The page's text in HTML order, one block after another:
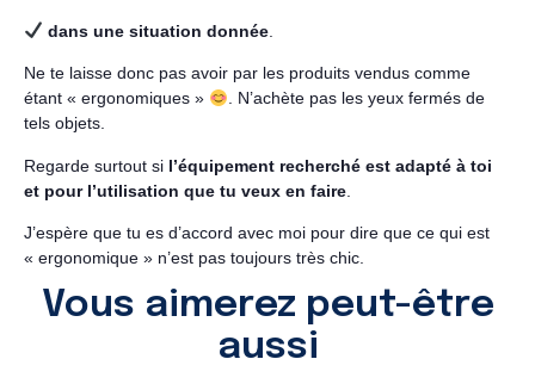
dans une situation donnée.
Ne te laisse donc pas avoir par les produits vendus comme
étant « ergonomiques »
. N’achète pas les yeux fermés de
tels objets.
Regarde surtout si l’équipement recherché est adapté à toi
et pour l’utilisation que tu veux en faire
J’espère que tu es d’accord avec moi pour dire que ce qui est
« ergonomique » n’est pas toujours très chic.
Vous aimerez peut-être
aussi